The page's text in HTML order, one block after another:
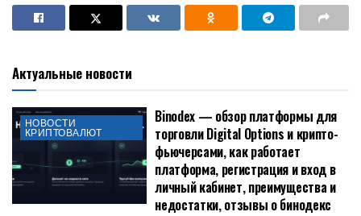
Актуальные новости
НОВОСТИ
КРИПТОВАЛЮТ
Binodex — обзор платформы для
торговли Digital Options и крипто-
фьючерсами, как работает
платформа, регистрация и вход в
личный кабинет, преимущества и
недостатки, отзывы о бинодекс